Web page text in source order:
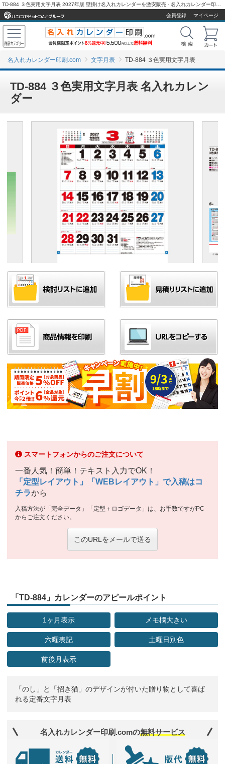
会員登録
マイページ
名入れカレンダー印刷.com 文字月表 TD-884 ３色実用文字月表
TD-884 ３色実用文字月表 名入れカレン
ダー
スマートフォンからのご注文について
一番人気！簡単！テキスト入力でOK！
「定型レイアウト」「WEBレイアウト」で入稿はコ
チラから
入稿方法が「完全データ」「定型＋ロゴデータ」は、お手数ですがPC
からご注文ください。
このURLをメールで送る
「TD-884」カレンダーのアピールポイント
1ヶ月表示 メモ欄大きい
六曜表記 土曜日別色
前後月表示
「のし」と「招き猫」のデザインが付いた贈り物として喜ば
れる定番文字月表
名入れカレンダー印刷.comの無料サービス